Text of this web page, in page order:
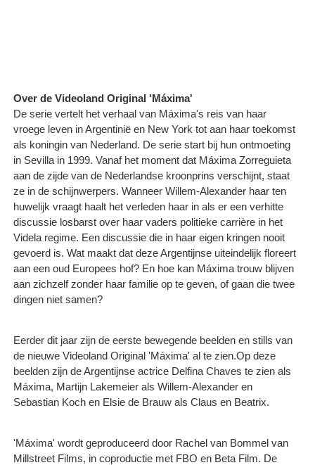
Over de Videoland Original 'Máxima'
De serie vertelt het verhaal van Máxima's reis van haar
vroege leven in Argentinië en New York tot aan haar toekomst
als koningin van Nederland. De serie start bij hun ontmoeting
in Sevilla in 1999. Vanaf het moment dat Máxima Zorreguieta
aan de zijde van de Nederlandse kroonprins verschijnt, staat
ze in de schijnwerpers. Wanneer Willem-Alexander haar ten
huwelijk vraagt haalt het verleden haar in als er een verhitte
discussie losbarst over haar vaders politieke carrière in het
Videla regime. Een discussie die in haar eigen kringen nooit
gevoerd is. Wat maakt dat deze Argentijnse uiteindelijk floreert
aan een oud Europees hof? En hoe kan Máxima trouw blijven
aan zichzelf zonder haar familie op te geven, of gaan die twee
dingen niet samen?
Eerder dit jaar zijn de eerste bewegende beelden en stills van
de nieuwe Videoland Original 'Máxima' al te zien.Op deze
beelden zijn de Argentijnse actrice Delfina Chaves te zien als
Máxima, Martijn Lakemeier als Willem-Alexander en
Sebastian Koch en Elsie de Brauw als Claus en Beatrix.
'Máxima' wordt geproduceerd door Rachel van Bommel van
Millstreet Films, in coproductie met FBO en Beta Film. De